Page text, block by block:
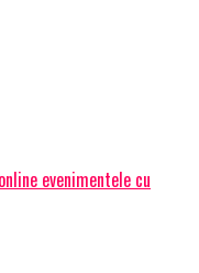
evenimentele cu